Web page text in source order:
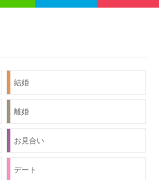
結婚
離婚
お見合い
デート